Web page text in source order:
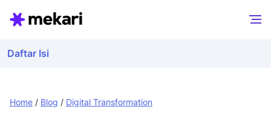
Home / Blog / Digital Transformation
Daftar Isi